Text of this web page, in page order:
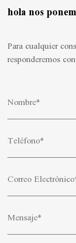
hola nos
Para cualquier
responderemos